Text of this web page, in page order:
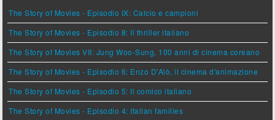
The Story of Movies - Episodio IX: Calcio e campioni
The Story of Movies - Episodio 8: Il thriller italiano
The Story of Movies VII: Jung Woo-Sung, 100 anni di cinema coreano
The Story of Movies - Episodio 6: Enzo D'Alò, il cinema d'animazione
The Story of Movies - Episodio 5: Il comico italiano
The Story of Movies - Episodio 4: Italian families